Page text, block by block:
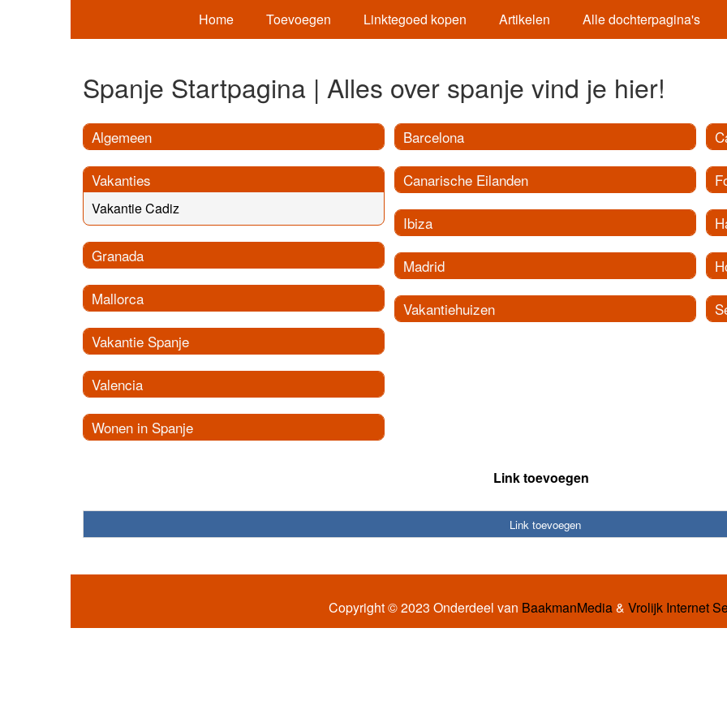
Home Toevoegen Linktegoed kopen Artikelen Alle dochterpagina's
Spanje Startpagina | Alles over spanje vind je hier!
Algemeen
Vakanties
Vakantie Cadiz
Granada
Mallorca
Vakantie Spanje
Valencia
Wonen in Spanje
Barcelona
Canarische Eilanden
Ibiza
Madrid
Vakantiehuizen
Link toevoegen
Link toevoegen
Copyright © 2023 Onderdeel van BaakmanMedia& Vrolijk Internet